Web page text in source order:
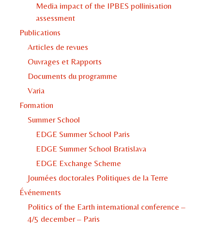
Media impact of the IPBES pollinisation
assessment
Publications
Articles de revues
Ouvrages et Rapports
Documents du programme
Varia
Formation
Summer School
EDGE Summer School Paris
EDGE Summer School Bratislava
EDGE Exchange Scheme
Journées doctorales Politiques de la Terre
Événements
Politics of the Earth international conference –
4/5 december – Paris